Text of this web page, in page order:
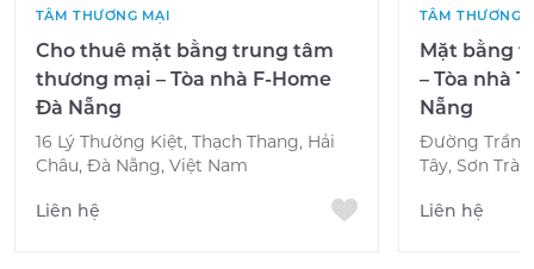
TÂM THƯƠNG MẠI
Cho thuê mặt bằng trung tâm
thương mại – Tòa nhà F-Home
Đà Nẵng
16 Lý Thường Kiệt, Thạch Thang, Hải
Châu, Đà Nẵng, Việt Nam
Liên hệ
TÂM THƯƠNG
Mặt bằng
– Tòa nhà
Nẵng
Đường Trần
Tây, Sơn
Liên hệ